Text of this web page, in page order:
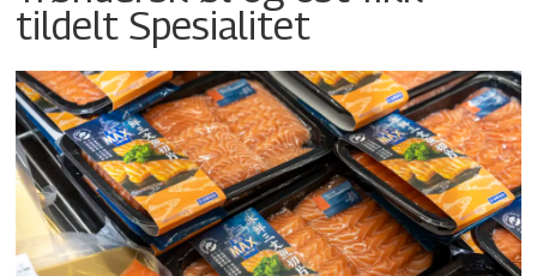
tildelt Spesialitet